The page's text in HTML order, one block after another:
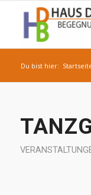
Du bist hier: